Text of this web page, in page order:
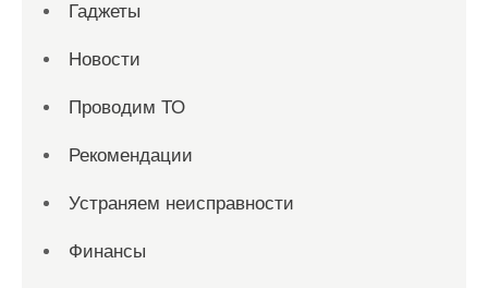
Гаджеты
Новости
Проводим ТО
Рекомендации
Устраняем неисправности
Финансы